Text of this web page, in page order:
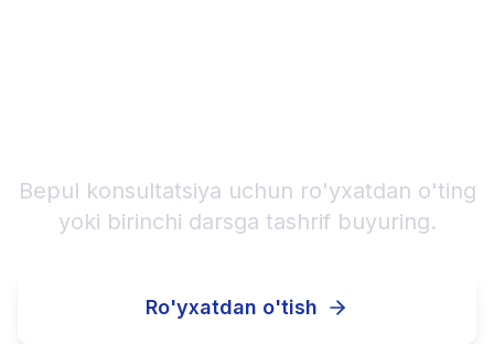
Bepul konsultatsiya uchun ro'yxatdan o'ting
yoki birinchi darsga tashrif buyuring.
Ro'yxatdan o'tish